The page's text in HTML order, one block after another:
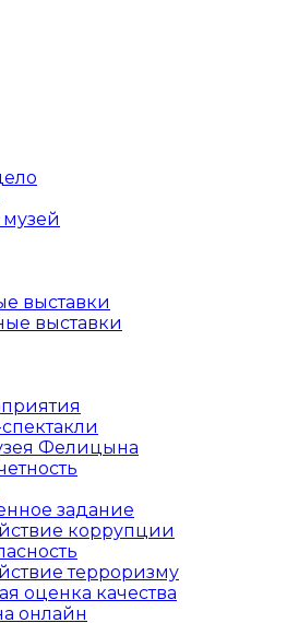
выставки
выставки
Фелицына
задание
коррупции
терроризму
оценка качества
онлайн